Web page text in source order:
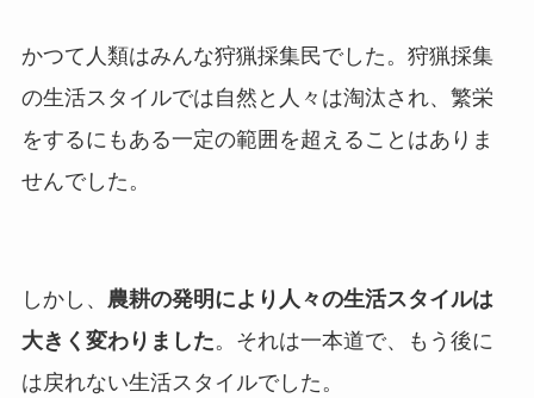
かつて人類はみんな狩猟採集民でした。狩猟採集
の生活スタイルでは自然と人々は淘汰され、繁栄
をするにもある一定の範囲を超えることはありま
せんでした。
しかし、 農耕の発明により人々の生活スタイルは
大きく変わりました。それは一本道で、もう後に
は戻れない生活スタイルでした。